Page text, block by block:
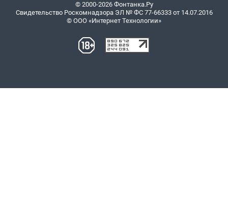
© 2000-2026 Фонтанка.Ру
Свидетельство Роскомнадзора ЭЛ № ФС 77-66333 от 14.07.2016
© ООО «Интернет Технологии»